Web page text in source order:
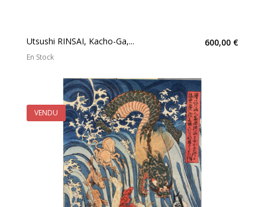
Utsushi RINSAI, Kacho-Ga,... 600,00 €
En Stock
VENDU